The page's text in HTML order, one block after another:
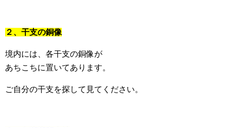
２、干支の銅像
境内には、各干支の銅像が
あちこちに置いてあります。
ご自分の干支を探して見てください。